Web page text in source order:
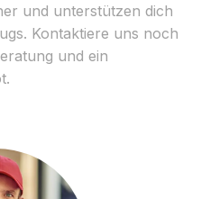
und unterstützen dich
Kontaktiere uns noch
und ein